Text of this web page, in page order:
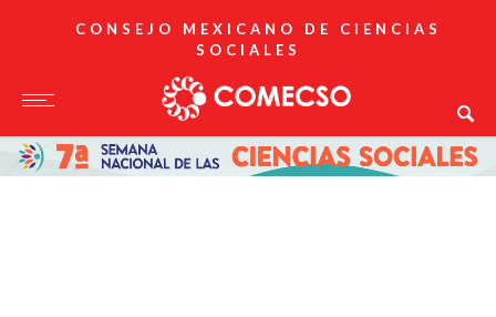
CONSEJO MEXICANO DE CIENCIAS
SOCIALES